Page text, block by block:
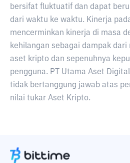
bersifat fluktuatif dan dapat
dari waktu ke waktu. Kinerja
mencerminkan kinerja di masa
kehilangan sebagai dampak
aset kripto dan sepenuhnya
pengguna. PT Utama Aset
tidak bertanggung jawab atas
nilai tukar Aset Kripto.